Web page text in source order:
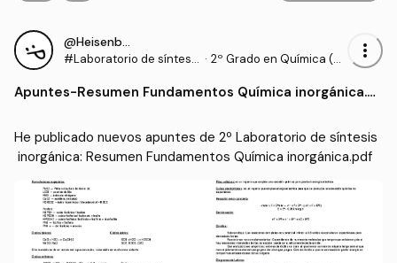
@Heisenberg4
#Laboratorio de síntesis · 2º Grado en Química (U
more_vert
Apuntes-Resumen Fundamentos Química inorgánica.p
He publicado nuevos apuntes de 2º Laboratorio de síntesis
inorgánica: Resumen Fundamentos Química inorgánica.pdf